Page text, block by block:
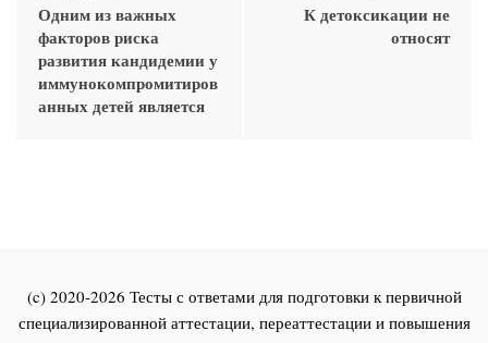
Одним из важных
факторов риска
развития кандидемии у
иммунокомпромитиров
анных детей является
К детоксикации не
относят
(c) 2020-2026 Тесты с ответами для подготовки к первичной
специализированной аттестации, переаттестации и повышения